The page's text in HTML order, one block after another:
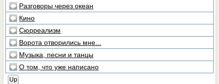
Разговоры через океан
Кино
Сюрреализм
Ворота отворились мне...
Музыка, песни и танцы
О том, что уже написано
Up